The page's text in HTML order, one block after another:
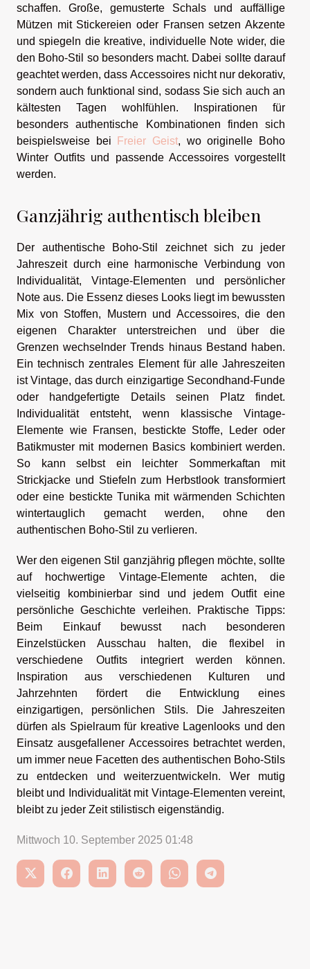
schaffen. Große, gemusterte Schals und auffällige
Mützen mit Stickereien oder Fransen setzen Akzente
und spiegeln die kreative, individuelle Note wider, die
den Boho-Stil so besonders macht. Dabei sollte darauf
geachtet werden, dass Accessoires nicht nur dekorativ,
sondern auch funktional sind, sodass Sie sich auch an
kältesten Tagen wohlfühlen. Inspirationen für
besonders authentische Kombinationen finden sich
beispielsweise bei
Freier Geist, wo originelle Boho
Winter Outfits und passende Accessoires vorgestellt
werden.
Ganzjährig authentisch bleiben
Der authentische Boho-Stil zeichnet sich zu jeder
Jahreszeit durch eine harmonische Verbindung von
Individualität, Vintage-Elementen und persönlicher
Note aus. Die Essenz dieses Looks liegt im bewussten
Mix von Stoffen, Mustern und Accessoires, die den
eigenen Charakter unterstreichen und über die
Grenzen wechselnder Trends hinaus Bestand haben.
Ein technisch zentrales Element für alle Jahreszeiten
ist Vintage, das durch einzigartige Secondhand-Funde
oder handgefertigte Details seinen Platz findet.
Individualität entsteht, wenn klassische Vintage-
Elemente wie Fransen, bestickte Stoffe, Leder oder
Batikmuster mit modernen Basics kombiniert werden.
So kann selbst ein leichter Sommerkaftan mit
Strickjacke und Stiefeln zum Herbstlook transformiert
oder eine bestickte Tunika mit wärmenden Schichten
wintertauglich gemacht werden, ohne den
authentischen Boho-Stil zu verlieren.
Wer den eigenen Stil ganzjährig pflegen möchte, sollte
auf hochwertige Vintage-Elemente achten, die
vielseitig kombinierbar sind und jedem Outfit eine
persönliche Geschichte verleihen. Praktische Tipps:
Beim Einkauf bewusst nach besonderen
Einzelstücken Ausschau halten, die flexibel in
verschiedene Outfits integriert werden können.
Inspiration aus verschiedenen Kulturen und
Jahrzehnten fördert die Entwicklung eines
einzigartigen, persönlichen Stils. Die Jahreszeiten
dürfen als Spielraum für kreative Lagenlooks und den
Einsatz ausgefallener Accessoires betrachtet werden,
um immer neue Facetten des authentischen Boho-Stils
zu entdecken und weiterzuentwickeln. Wer mutig
bleibt und Individualität mit Vintage-Elementen vereint,
bleibt zu jeder Zeit stilistisch eigenständig.
Mittwoch 10. September 2025 01:48